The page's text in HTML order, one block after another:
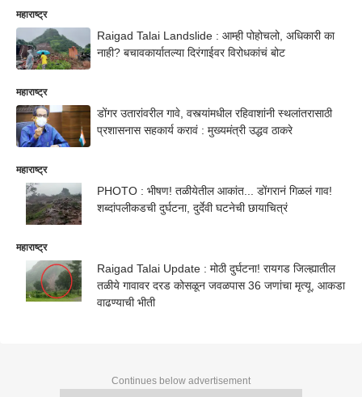
महाराष्ट्र
Raigad Talai Landslide : आम्ही पोहोचलो, अधिकारी का
नाही? बचावकार्यातल्या दिरंगाईवर विरोधकांचं बोट
महाराष्ट्र
डोंगर उतारांवरील गावे, वस्त्यांमधील रहिवाशांनी स्थलांतरासाठी
प्रशासनास सहकार्य करावं : मुख्यमंत्री उद्धव ठाकरे
महाराष्ट्र
PHOTO : भीषण! तळीयेतील आकांत... डोंगरानं गिळलं गाव!
शब्दांपलीकडची दुर्घटना, दुर्देवी घटनेची छायाचित्रं
महाराष्ट्र
Raigad Talai Update : मोठी दुर्घटना! रायगड जिल्ह्यातील
तळीये गावावर दरड कोसळून जवळपास 36 जणांचा मृत्यू, आकडा
वाढण्याची भीती
Continues below advertisement